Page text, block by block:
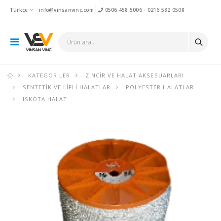
Türkçe info@vinsanvinc.com 0506 458 5006- 0216 582 0508
KATEGORILER
ZINCIR VE HALAT AKSESUARLARI
SENTETIK VE LIFLI HALATLAR
POLYESTER HALATLAR
ISKOTA HALAT